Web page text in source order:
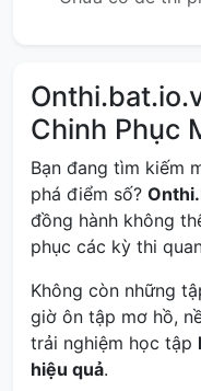
Chinh Phục
Bạn đang tìm kiếm
phá điểm số?
đồng hành không
phục các kỳ thi
Không còn những
giờ ôn tập mơ hồ,
trải nghiệm học tập
hiệu quả.